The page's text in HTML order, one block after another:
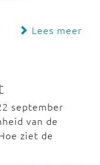
Lees meer
september
van de
ziet de